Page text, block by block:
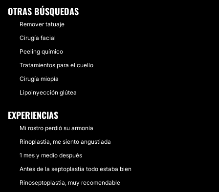
OTRAS BÚSQUEDAS
Remover tatuaje
Cirugía facial
Peeling químico
Tratamientos para el cuello
Cirugía miopía
Lipoinyección glútea
EXPERIENCIAS
Mi rostro perdió su armonía
Rinoplastia, me siento angustiada
1 mes y medio después
Antes de la septoplastia todo estaba bien
Rinoseptoplastia, muy recomendable